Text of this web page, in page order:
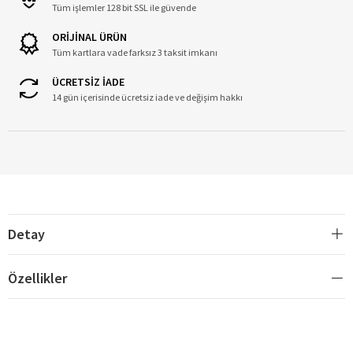
Tüm işlemler 128 bit SSL ile güvende
ORİJİNAL ÜRÜN
Tüm kartlara vade farksız 3 taksit imkanı
ÜCRETSİZ İADE
14 gün içerisinde ücretsiz iade ve değişim hakkı
Detay
Özellikler